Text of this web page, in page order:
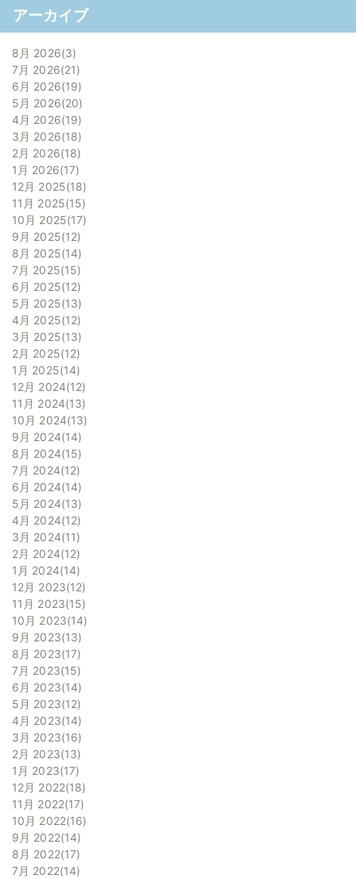
アーカイブ
8月 2026 3
7月 2026 21
6月 2026 19
5月 2026 20
4月 2026 19
3月 2026 18
2月 2026 18
1月 2026 17
12月 2025 18
11月 2025 15
10月 2025 17
9月 2025 12
8月 2025 14
7月 2025 15
6月 2025 12
5月 2025 13
4月 2025 12
3月 2025 13
2月 2025 12
1月 2025 14
12月 2024 12
11月 2024 13
10月 2024 13
9月 2024 14
8月 2024 15
7月 2024 12
6月 2024 14
5月 2024 13
4月 2024 12
3月 2024 11
2月 2024 12
1月 2024 14
12月 2023 12
11月 2023 15
10月 2023 14
9月 2023 13
8月 2023 17
7月 2023 15
6月 2023 14
5月 2023 12
4月 2023 14
3月 2023 16
2月 2023 13
1月 2023 17
12月 2022 18
11月 2022 17
10月 2022 16
9月 2022 14
8月 2022 17
7月 2022 14